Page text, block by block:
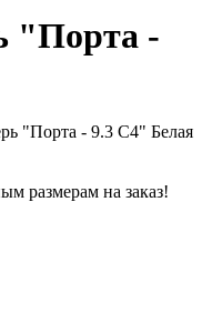
"Порта -
размерам на заказ!